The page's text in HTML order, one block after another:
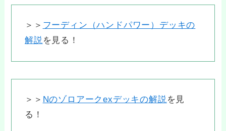
＞＞ フーディン（ハンドパワー）デッキの
解説を見る！
＞＞ Nのゾロアークexデッキの解説を見
る！